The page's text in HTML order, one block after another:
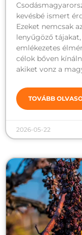
kevésbé ismert
Ezeket nemcsak
lenyűgöző
emlékezetes
célok bőven
akiket vonz a
TOVÁBB
2026-05-22